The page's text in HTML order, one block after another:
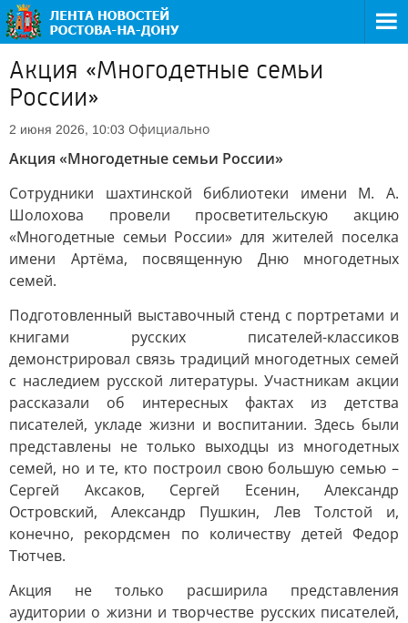
Акция «Многодетные семьи
России»
2 июня 2026, 10:03 Официально
Акция «Многодетные семьи России»
Сотрудники шахтинской библиотеки имени М. А.
Шолохова провели просветительскую акцию
«Многодетные семьи России» для жителей поселка
имени Артёма, посвященную Дню многодетных
семей.
Подготовленный выставочный стенд с портретами и
книгами русских писателей-классиков
демонстрировал связь традиций многодетных семей
с наследием русской литературы. Участникам акции
рассказали об интересных фактах из детства
писателей, укладе жизни и воспитании. Здесь были
представлены не только выходцы из многодетных
семей, но и те, кто построил свою большую семью –
Сергей Аксаков, Сергей Есенин, Александр
Островский, Александр Пушкин, Лев Толстой и,
конечно, рекордсмен по количеству детей Федор
Тютчев.
Акция не только расширила представления
аудитории о жизни и творчестве русских писателей,